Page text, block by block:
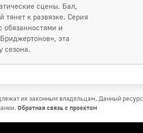
сцены. Бал,
к развязке. Серия
обязанностями и
эта
сезона.
их законным владельцам. Данный
Обратная связь с проектом